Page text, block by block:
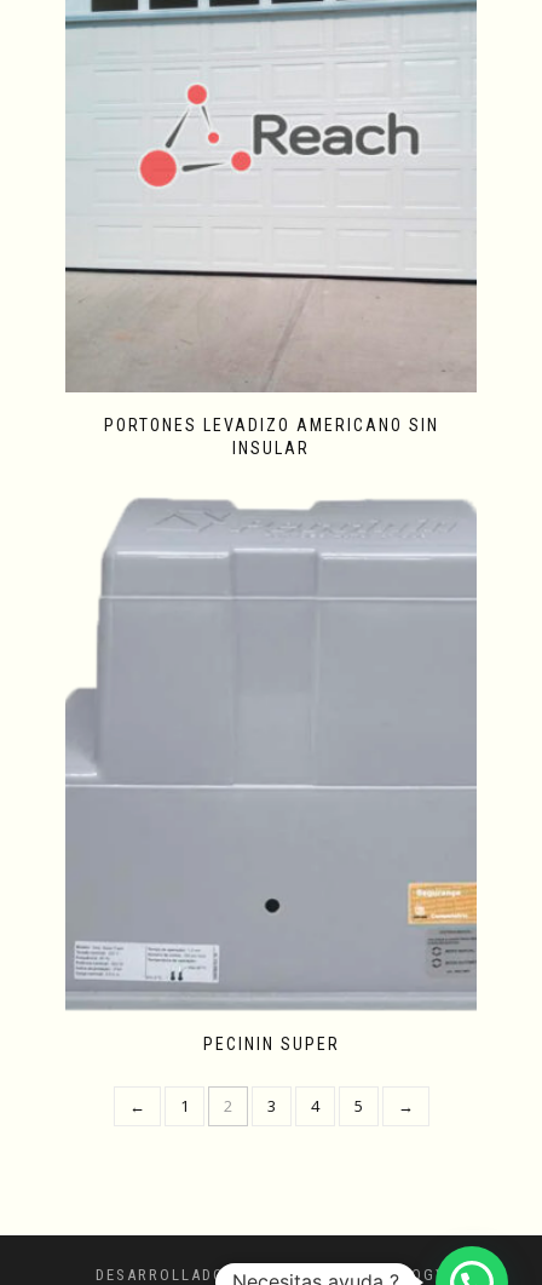
PORTONES LEVADIZO AMERICANO SIN
INSULAR
PECININ SUPER
← 1 2 3 4 5 →
DESARROLLADO POR REACH TECHNOLOGY